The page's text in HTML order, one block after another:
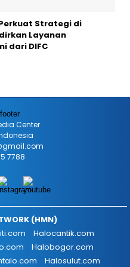
Strategi di
Layanan
dari DIFC
Center
7788
(HMN)
Halocantik.com
Halobogor.com
Halosulut.com